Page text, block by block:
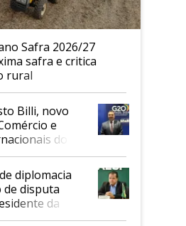
Safra 2026/27
safra e critica
rural
Billi, novo
e
do
diplomacia
de disputa
da